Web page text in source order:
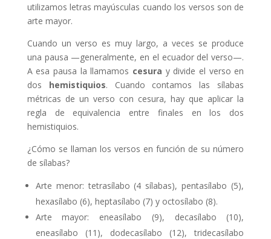
utilizamos letras mayúsculas cuando los versos son de
arte mayor.
Cuando un verso es muy largo, a veces se produce
una pausa —generalmente, en el ecuador del verso—.
A esa pausa la llamamos cesura y divide el verso en
dos hemistiquios. Cuando contamos las sílabas
métricas de un verso con cesura, hay que aplicar la
regla de equivalencia entre finales en los dos
hemistiquios.
¿Cómo se llaman los versos en función de su número
de sílabas?
Arte menor: tetrasílabo (4 sílabas), pentasílabo (5),
hexasílabo (6), heptasílabo (7) y octosílabo (8).
Arte mayor: eneasílabo (9), decasílabo (10),
eneasílabo (11), dodecasílabo (12), tridecasílabo